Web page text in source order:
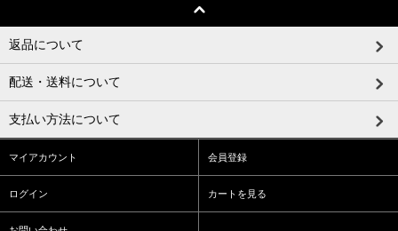
返品について
配送・送料について
支払い方法について
マイアカウント 会員登録
ログイン カートを見る